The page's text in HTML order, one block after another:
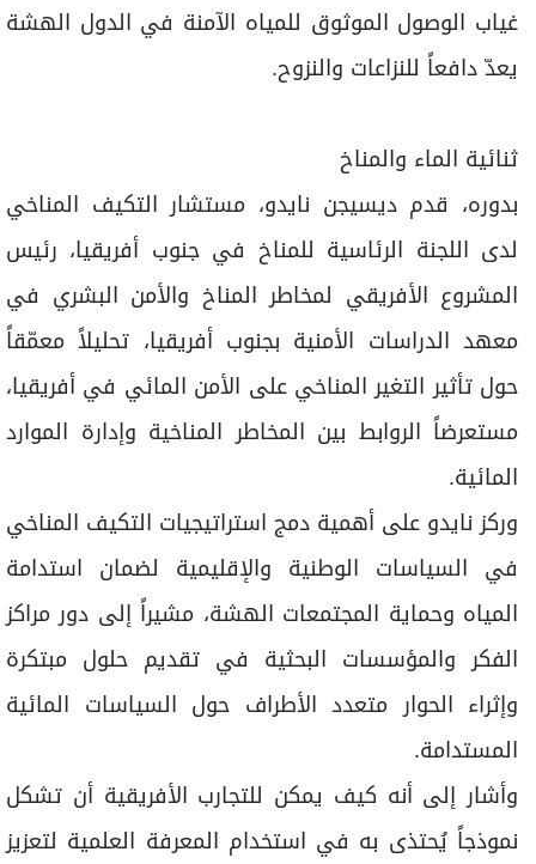
غياب الوصول الموثوق للمياه الآمنة في الدول الهشة
يعدّ دافعاً للنزاعات والنزوح.
ثنائية الماء والمناخ
بدوره، قدم ديسيجن نايدو، مستشار التكيف المناخي
لدى اللجنة الرئاسية للمناخ في جنوب أفريقيا، رئيس
المشروع الأفريقي لمخاطر المناخ والأمن البشري في
معهد الدراسات الأمنية بجنوب أفريقيا، تحليلاً معمّقاً
حول تأثير التغير المناخي على الأمن المائي في أفريقيا،
مستعرضاً الروابط بين المخاطر المناخية وإدارة الموارد
المائية.
وركز نايدو على أهمية دمج استراتيجيات التكيف المناخي
في السياسات الوطنية والإقليمية لضمان استدامة
المياه وحماية المجتمعات الهشة، مشيراً إلى دور مراكز
الفكر والمؤسسات البحثية في تقديم حلول مبتكرة
وإثراء الحوار متعدد الأطراف حول السياسات المائية
المستدامة.
وأشار إلى أنه كيف يمكن للتجارب الأفريقية أن تشكل
نموذجاً يُحتذى به في استخدام المعرفة العلمية لتعزيز